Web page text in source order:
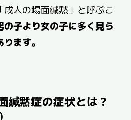
人の場面緘黙」と呼ぶこ
の子より女の子に多く見ら
ます。
緘黙症の症状とは？